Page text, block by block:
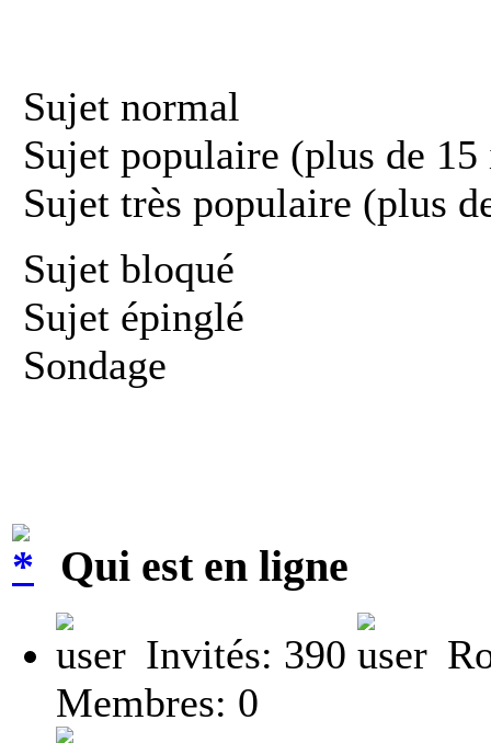
Sujet normal
Sujet populaire (plus de
Sujet très populaire (plus
Sujet bloqué
Sujet épinglé
Sondage
Qui est en ligne
Invités: 390
Membres: 0